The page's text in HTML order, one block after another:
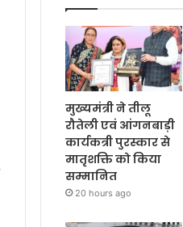
मुख्यमंत्री ने तीलू
रौतेली एवं आंगनबाड़ी
कार्यकत्री पुरस्कार से
मातृशक्ति को किया
सम्मानित
20 hours ago